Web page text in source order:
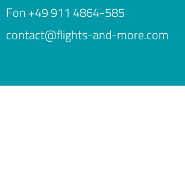
Fon +49 911 4864-585
contact@flights-and-more.com